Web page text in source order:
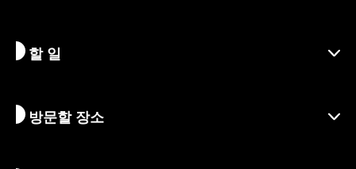
교토 알아보기
시즌별 정보
할 일
여행 아이디어
방문할 장소